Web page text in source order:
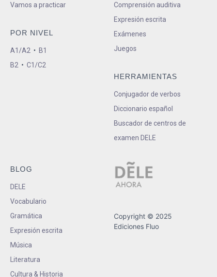
Vamos a practicar
POR NIVEL
A1/A2 • B1
B2 • C1/C2
Comprensión auditiva
Expresión escrita
Exámenes
Juegos
HERRAMIENTAS
Conjugador de verbos
Diccionario español
Buscador de centros de
examen DELE
BLOG
DELE
Vocabulario
Gramática
Expresión escrita
Música
Literatura
Cultura & Historia
Copyright © 2025
Ediciones Fluo